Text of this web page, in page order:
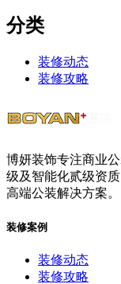
分类
装修动态
装修攻略
博妍装饰专注商业
级及智能化贰级资
高端公装解决方案。
装修案例
装修动态
装修攻略